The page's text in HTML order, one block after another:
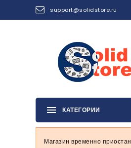
support@solidstore.ru
КАТЕГОРИИ
Магазин временно